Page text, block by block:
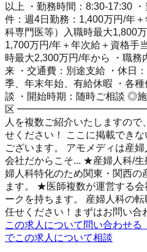
以上 ・勤務時間：8:30-17:30
件：週4日勤務：1,400万円/年
科専門医等）入職時最大1,800
1,700万円/年＋年次給＋資格手
時最大2,300万円/年から ・職
来 ・交通費：別途支給 ・休日
季、年末年始、有給休暇 ・各
談 ・開始時期：随時ご相談 ◎
区
人を複数ご紹介いたしますの
せください！ ここに掲載でき
ございます。 アモメディは産
会社だからこそ... ★産婦人科/
婦人科特化のため関東・関西の
ます。 ★医師複数が運営する
ークを持ちます。 産婦人科の
任せください！まずはお問い合
この求人について問い合わせる
でこの求人について相談